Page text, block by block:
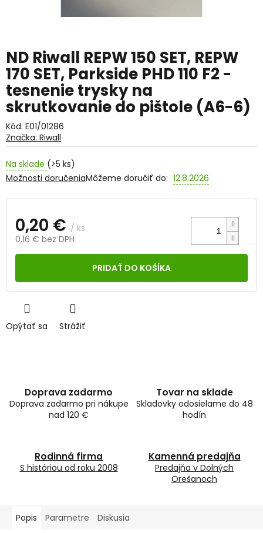
ND Riwall REPW 150 SET, REPW
170 SET, Parkside PHD 110 F2 -
tesnenie trysky na
skrutkovanie do pištole (A6-6)
Kód: E01/01286
Na sklade (>5 ks)
Môžeme doručiť do: 12.8.2026
Možnosti doručenia
0,20 € / ks
0,16 € bez DPH
Jednotková
PRIDAŤ DO KOŠÍKA
Opýtať sa Strážiť
Značka: Riwall
Doprava zadarmo
Doprava zadarmo pri nákupe
nad 120 €
Tovar na sklade
Skladovky odosielame do 48
hodín
Rodinná firma
S históriou od roku 2008
Kamenná predajňa
Predajňa v Dolných
Orešanoch
Popis Parametre Diskusia